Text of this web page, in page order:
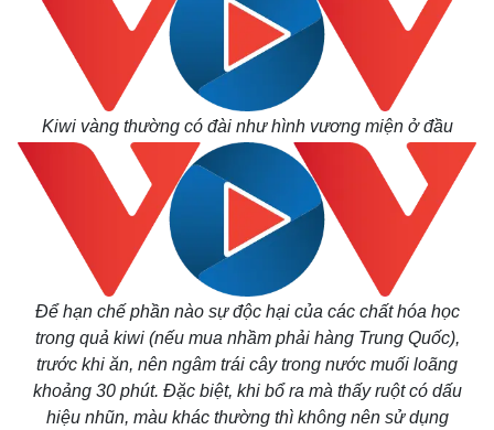
Kiwi vàng thường có đài như hình vương miện ở đầu
Để hạn chế phần nào sự độc hại của các chất hóa học
trong quả kiwi (nếu mua nhầm phải hàng Trung Quốc),
trước khi ăn, nên ngâm trái cây trong nước muối loãng
khoảng 30 phút. Đặc biệt, khi bổ ra mà thấy ruột có dấu
hiệu nhũn, màu khác thường thì không nên sử dụng